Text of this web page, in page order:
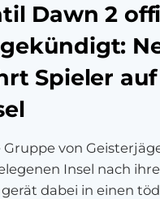
Dawn 2
Spieler
Gruppe von
Insel nach
dabei in einen